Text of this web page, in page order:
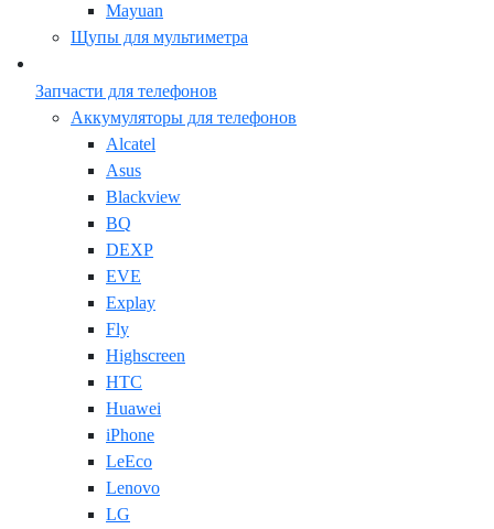
Mayuan
Щупы для мультиметра
Запчасти для телефонов
Аккумуляторы для телефонов
Alcatel
Asus
Blackview
BQ
DEXP
EVE
Explay
Fly
Highscreen
HTC
Huawei
iPhone
LeEco
Lenovo
LG